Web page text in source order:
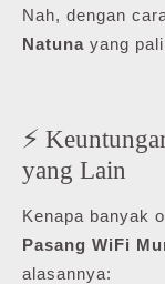
Nah, dengan
Natuna yang
⚡
yang Lain
Kenapa banyak
Pasang WiFi
alasannya: